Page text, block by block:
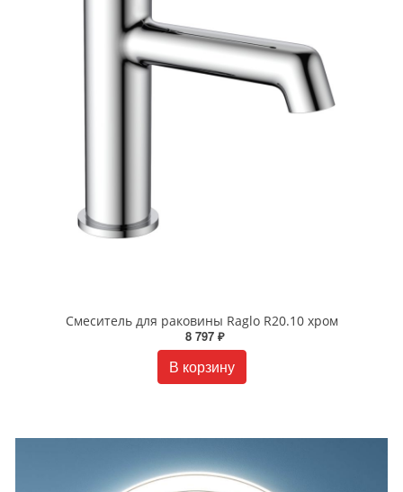
Смеситель для раковины Raglo R20.10 хром
8 797 ₽
В корзину